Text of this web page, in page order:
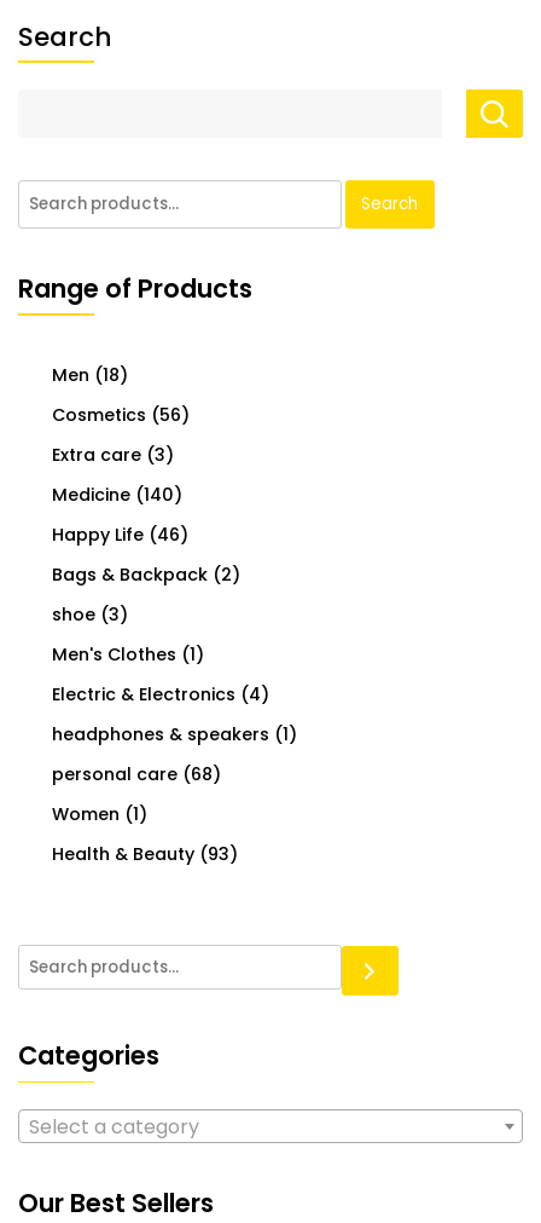
Search
Search
Range of Products
Men (18)
Cosmetics (56)
Extra care (3)
Medicine (140)
Happy Life (46)
Bags & Backpack (2)
shoe (3)
Men's Clothes (1)
Electric & Electronics (4)
headphones & speakers (1)
personal care (68)
Women (1)
Health & Beauty (93)
Categories
Select a category
Our Best Sellers